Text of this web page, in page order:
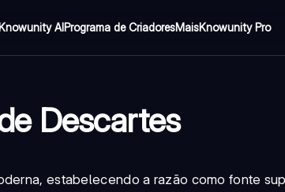
Knowunity AIPrograma de CriadoresMaisKnowunity Pro
Descartes
estabelecendo a razão como fonte